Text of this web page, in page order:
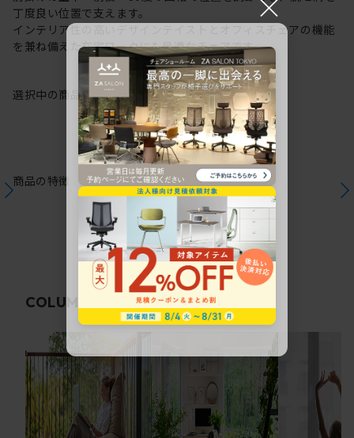
丁度良い位置で支えます。
インテリア性の高いデザインテイストとオフィスチェアの機能
を兼ね備えた在宅ワークにも最適なチェアです。
選択中の商品情報保証注意事項
商品の特徴
COLUMN 関連コラム